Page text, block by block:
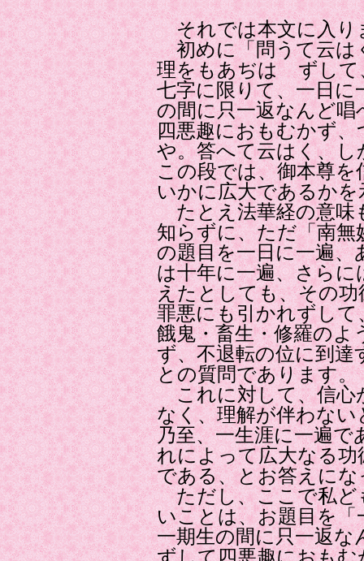
それでは本文に入り
初めに「問うて云は
理をもあぢはゝずして
七字に限りて、一日に
の間に只一返なんど
四悪趣におもむかず
や。答へて云はく、
この段では、御本尊を
いかに広大であるか
たとえ法華経の意味
知らずに、ただ「南無
の題目を一日に一遍、
は十年に一遍、さら
えたとしても、その
罪悪にも引かれずし
餓鬼・畜生・修羅の
ず、不退転の位に到
との質問であります。
これに対して、信心
なく、理解が伴わな
乃至、一生涯に一遍で
れによって広大なる
である、とお答えに
ただし、ここで私ど
いことは、お題目を「
一期生の間に只一返